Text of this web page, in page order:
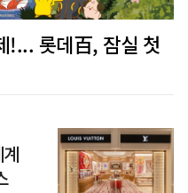
!... 롯데百, 잠실 첫